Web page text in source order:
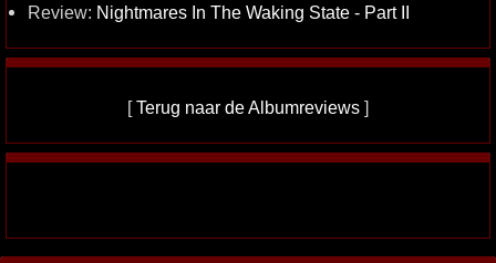
Review: Nightmares In The Waking State - Part II
[Terug naar de Albumreviews ]